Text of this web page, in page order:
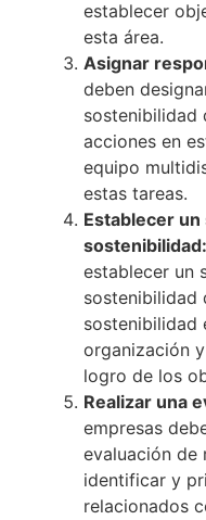
establecer
esta área.
Asignar
deben
sostenibilidad
acciones en
equipo
estas tareas.
Establecer
sostenibilidad:
establecer un
sostenibilidad
sostenibilidad
organización
logro de los
Realizar una
empresas
evaluación de
identificar y
relacionados